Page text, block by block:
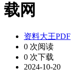
载网
资料大王PDF
0 次阅读
0 次下载
2024-10-20